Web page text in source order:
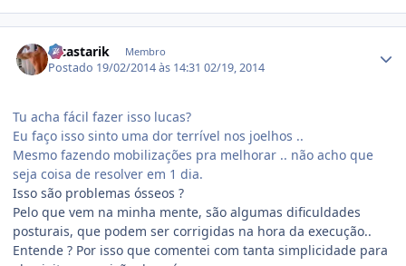
lucastarik Membro
Postado 19/02/2014 às 14:3102/19, 2014
Tu acha fácil fazer isso lucas?
Eu faço isso sinto uma dor terrível nos joelhos ..
Mesmo fazendo mobilizações pra melhorar .. não acho que
seja coisa de resolver em 1 dia.
Isso são problemas ósseos ?
Pelo que vem na minha mente, são algumas dificuldades
posturais, que podem ser corrigidas na hora da execução..
Entende ? Por isso que comentei com tanta simplicidade para